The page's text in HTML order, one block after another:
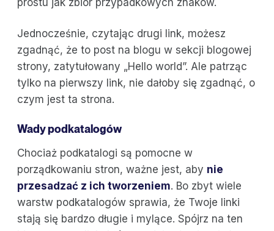
prostu jak zbiór przypadkowych znaków.
Jednocześnie, czytając drugi link, możesz
zgadnąć, że to post na blogu w sekcji blogowej
strony, zatytułowany „Hello world”. Ale patrząc
tylko na pierwszy link, nie dałoby się zgadnąć, o
czym jest ta strona.
Wady podkatalogów
Chociaż podkatalogi są pomocne w
porządkowaniu stron, ważne jest, aby nie
przesadzać z ich tworzeniem. Bo zbyt wiele
warstw podkatalogów sprawia, że Twoje linki
stają się bardzo długie i mylące. Spójrz na ten